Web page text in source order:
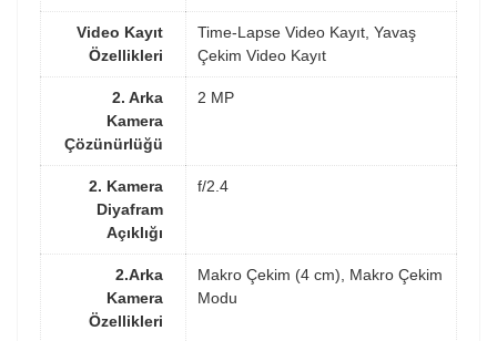
Video Kayıt
Özellikleri
Time-Lapse Video Kayıt, Yavaş
Çekim Video Kayıt
2. Arka
Kamera
Çözünürlüğü
2 MP
2. Kamera
Diyafram
Açıklığı
f/2.4
2.Arka
Kamera
Özellikleri
Makro Çekim (4 cm), Makro Çekim
Modu